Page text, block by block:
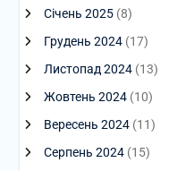
Січень 2025(8)
Грудень 2024(17)
Листопад 2024(13)
Жовтень 2024(10)
Вересень 2024(11)
Серпень 2024(15)